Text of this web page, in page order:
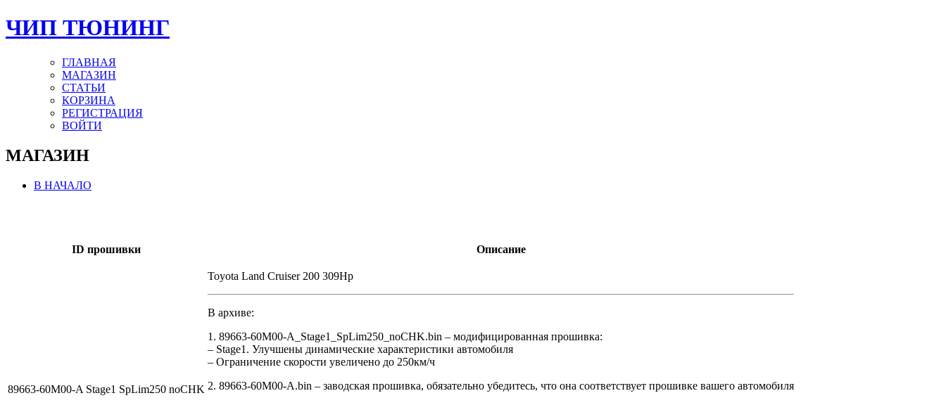
ЧИП ТЮНИНГ
ГЛАВНАЯ
МАГАЗИН
СТАТЬИ
КОРЗИНА
РЕГИСТРАЦИЯ
ВОЙТИ
МАГАЗИН
В НАЧАЛО
ID прошивки Описание
89663-60M00-A Stage1 SpLim250 noCHK
Toyota Land Cruiser 200 309Hp
В архиве:
1. 89663-60M00-A_Stage1_SpLim250_noCHK.bin – модифицированная прошивка:
– Stage1. Улучшены динамические характеристики автомобиля
– Ограничение скорости увеличено до 250км/ч
2. 89663-60M00-A.bin – заводская прошивка, обязательно убедитесь, что она соответствует прошивке вашего автомобиля